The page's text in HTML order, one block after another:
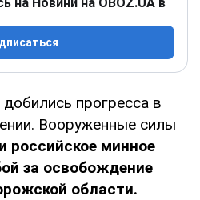
прогресса в
Вооруженные силы
российское минное
за освобождение
области.